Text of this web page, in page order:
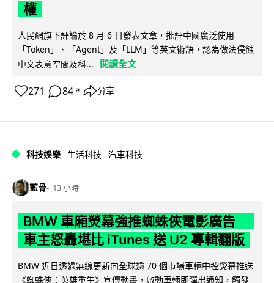
權
人民網旗下評論於 8 月 6 日發表文章，批評中國廣泛使用
「Token」、「Agent」及「LLM」等英文術語，認為做法侵蝕
中文表意空間及科...
閱讀全文
271 84 ↗ 分享
科技娛樂 生活科技 汽車科技
藍骨 13 小時
BMW 車廂熒幕強推蜘蛛俠電影廣告
車主怒轟堪比 iTunes 送 U2 專輯翻版
BMW 近日透過無線更新向全球逾 70 個市場車輛中控熒幕推送
《蜘蛛俠：英雄重生》宣傳動畫，啟動車輛即彈出通知，觸發